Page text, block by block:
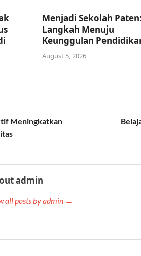
Menjadi Sekolah Paten:
Langkah Menuju
Keunggulan
August 5, 2026
Meningkatkan
admin
all posts by admin →